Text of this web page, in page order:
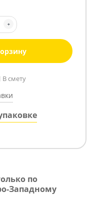
В смету
по
Западному